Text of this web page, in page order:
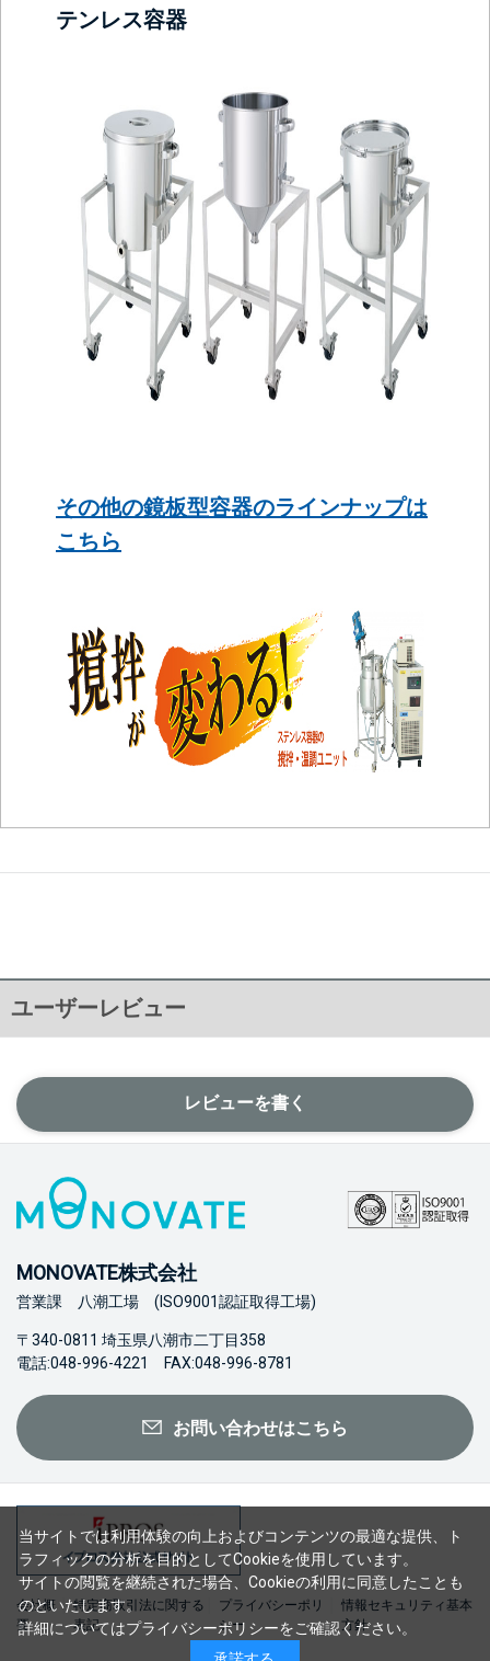
テンレス容器
その他の鏡板型容器のラインナップは
こちら
ユーザーレビュー
レビューを書く
MONOVATE株式会社
営業課 八潮工場 (ISO9001認証取得工場)
〒340-0811 埼玉県八潮市二丁目358
電話:048-996-4221 FAX:048-996-8781
お問い合わせはこちら
会社概
要
特定商取引法に関する
表記
プライバシーポリ
シー
情報セキュリティ基本
方針
当サイトでは利用体験の向上およびコンテンツの最適な提供、ト
ラフィックの分析を目的としてCookieを使用しています。
サイトの閲覧を継続された場合、Cookieの利用に同意したことも
のといたします。
詳細についてはプライバシーポリシーをご確認ください。